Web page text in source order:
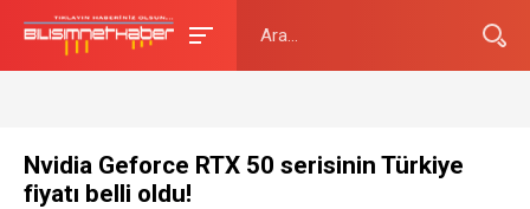
Nvidia Geforce RTX 50 serisinin Türkiye
fiyatı belli oldu!